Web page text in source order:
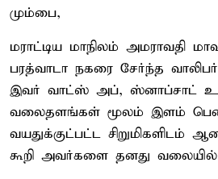
மும்பை,
மராட்டிய மாநிலம் அமராவதி
பரத்வாடா நகரை சேர்ந்த
இவர் வாட்ஸ் அப், ஸ்னாப்சாட்
வலைதளங்கள் மூலம் இளம்
வயதுக்குட்பட்ட சிறுமிகளிடம்
கூறி அவர்களை தனது வலையில்